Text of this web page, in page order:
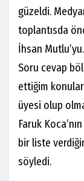
güzeldi.
toplantısda
İhsan
Soru cevap
ettiğim
üyesi olup
Faruk
bir liste
söyledi.